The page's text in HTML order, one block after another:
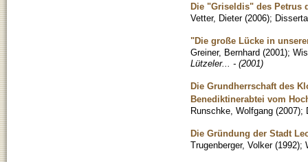
Die "Griseldis" des Petrus
Vetter, Dieter (2006);
"Die große Lücke in
Greiner, Bernhard (2001);
Lützeler... - (2001)
Die Grundherrschaft des
Benediktinerabtei vom
Runschke, Wolfgang (2007);
Die Gründung der Stadt
Trugenberger, Volker (1992);